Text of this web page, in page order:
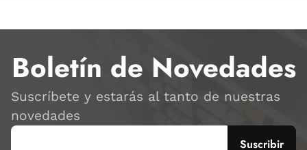
Boletín de Novedades
Suscríbete y estarás al tanto de nuestras
novedades